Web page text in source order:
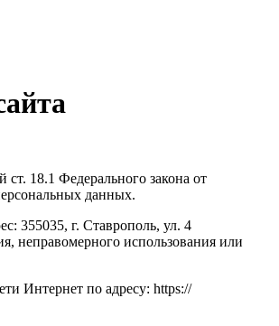
18.1 Федерального закона от
данных.
г. Ставрополь, ул. 4
неправомерного использования или
Интернет по адресу: https://